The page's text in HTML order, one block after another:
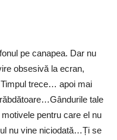
pe canapea. Dar nu
obsesivă la ecran,
trece… apoi mai
tale
pentru care el nu
nu vine niciodată…Ți se